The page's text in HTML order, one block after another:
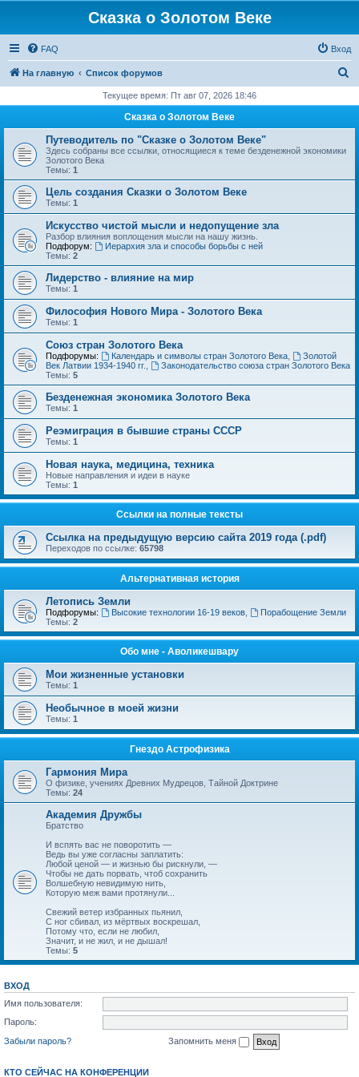
Сказка о Золотом Веке
FAQ Вход
На главную Список форумов
с
Текущее время: Пт авг 07, 2026 18:46
Сказка о Золотом Веке
Путеводитель по "Сказке о Золотом Веке"
Здесь собраны все ссылки, относящиеся к теме безденежной экономики
Золотого Века
Темы: 1
Цель создания Сказки о Золотом Веке
Темы: 1
Искусство чистой мысли и недопущение зла
Разбор влияния воплощения мысли на нашу жизнь.
Подфорум:
Иерархия зла и способы борьбы с ней
Темы: 2
Лидерство - влияние на мир
Темы: 1
Философия Нового Мира - Золотого Века
Темы: 1
Cоюз стран Золотого Века
Подфорумы: Календарь и символы стран Золотого Века,
Золотой
Век Латвии 1934-1940 гг.
Законодательство союза стран Золотого Века
Темы: 5
Безденежная экономика Золотого Века
Темы: 1
Реэмиграция в бывшие страны СССР
Темы: 1
Новая наука, медицина, техника
Новые направления и идеи в науке
Темы: 1
Ссылки на полные тексты
Ссылка на предыдущую версию сайта 2019 года (.pdf)
Переходов по ссылке: 65798
Альтернативная история
Летопись Земли
Подфорумы: Высокие технологии 16-19 веков,
Порабощение Земли
Темы: 2
Обо мне - Аволикешвару
Мои жизненные установки
Темы: 1
Необычное в моей жизни
Темы: 1
Гнездо Астрофизика
Гармония Мира
О физике, учениях Древних Мудрецов, Тайной Доктрине
Темы: 24
Академия Дружбы
Братство
И вспять вас не поворотить —
Ведь вы уже согласны заплатить:
Любой ценой — и жизнью бы рискнули, —
Чтобы не дать порвать, чтоб сохранить
Волшебную невидимую нить,
Которую меж вами протянули...
Свежий ветер избранных пьянил,
С ног сбивал, из мёртвых воскрешал,
Потому что, если не любил,
Значит, и не жил, и не дышал!
Темы: 5
ВХОД
Имя пользователя:
Пароль:
Забыли пароль?
Запомнить меня
КТО СЕЙЧАС НА КОНФЕРЕНЦИИ